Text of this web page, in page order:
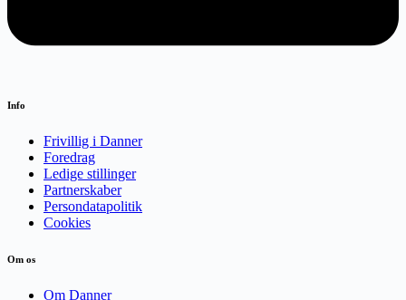
Info
Frivillig i Danner
Foredrag
Ledige stillinger
Partnerskaber
Persondatapolitik
Cookies
Om os
Om Danner